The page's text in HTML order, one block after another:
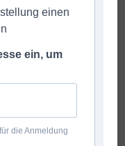
Lieder AUDIO-CD
einen
ein, um
die Anmeldung